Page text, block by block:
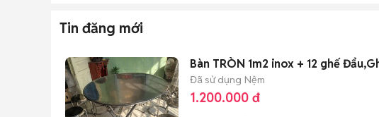
Tin đăng mới
Bàn TRÒN 1m2 inox + 12 ghế
Đã sử dụng Nệm
1.200.000 đ